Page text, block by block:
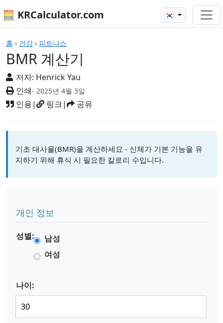
🧮 KRCalculator.com 🇰🇷
홈 › 건강 › 피트니스
BMR 계산기
저자: Henrick Yau
인쇄- 2025년 4월 3일
인용| 링크| 공유
계산기
기초 대사율(BMR)을 계산하세요 - 신체가 기본 기능을 유
지하기 위해 휴식 시 필요한 칼로리 수입니다.
개인 정보
성별:
남성
여성
나이: